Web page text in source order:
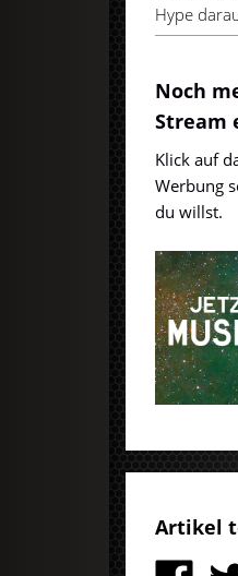
Hype
Noch
Stream
Klick auf
Werbung
du willst.
Artikel